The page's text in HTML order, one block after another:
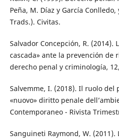
Peña, M. Díaz y García Conlledo,
Trads.). Civitas.
Salvador Concepción, R. (2014).
cascada» ante la prevención de
derecho penal y criminología,
Salvemme, I. (2018). Il ruolo
«nuovo» diritto penale
Contemporaneo - Rivista
Sanguineti Raymond, W.